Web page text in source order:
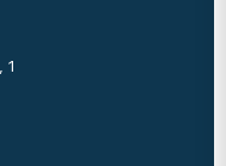
1